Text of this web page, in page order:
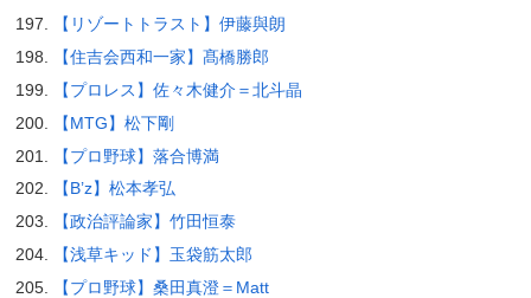
【リゾートトラスト】伊藤與朗
【住吉会西和一家】髙橋勝郎
【プロレス】佐々木健介＝北斗晶
【MTG】松下剛
【プロ野球】落合博満
【B’z】松本孝弘
【政治評論家】竹田恒泰
【浅草キッド】玉袋筋太郎
【プロ野球】桑田真澄＝Matt